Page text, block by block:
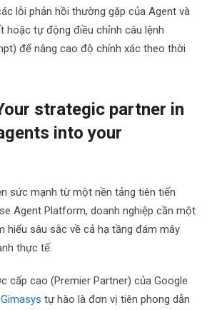
lỗi phản hồi thường gặp của Agent và
hoặc tự động điều chỉnh câu lệnh
để nâng cao độ chính xác theo thời
strategic partner in
into your
sức mạnh từ một nền tảng tiên tiến
Agent Platform, doanh nghiệp cần một
hiểu sâu sắc về cả hạ tầng đám mây
thực tế.
cấp cao (Premier Partner) của Google
Gimasys tự hào là đơn vị tiên phong dẫn